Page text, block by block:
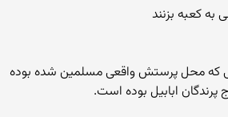
که محل پرستش واقعی مسلمین شده بوده
ابابیل بوده است.